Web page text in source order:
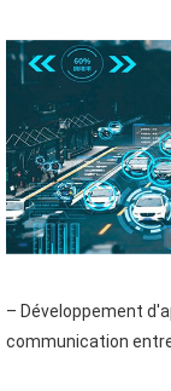
– Développement
communication